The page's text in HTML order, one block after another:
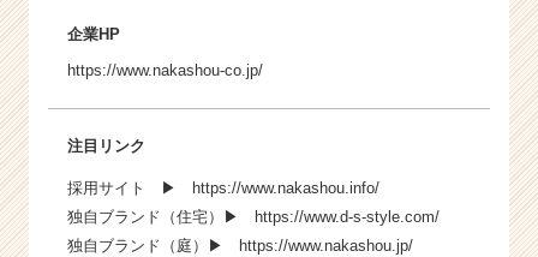
企業HP
https://www.nakashou-co.jp/
注目リンク
採用サイト ▶
https://www.nakashou.info/
独自ブランド（住宅）▶
https://www.d-s-style.com/
独自ブランド（庭）▶
https://www.nakashou.jp/